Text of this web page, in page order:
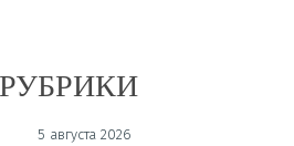
5 августа 2026